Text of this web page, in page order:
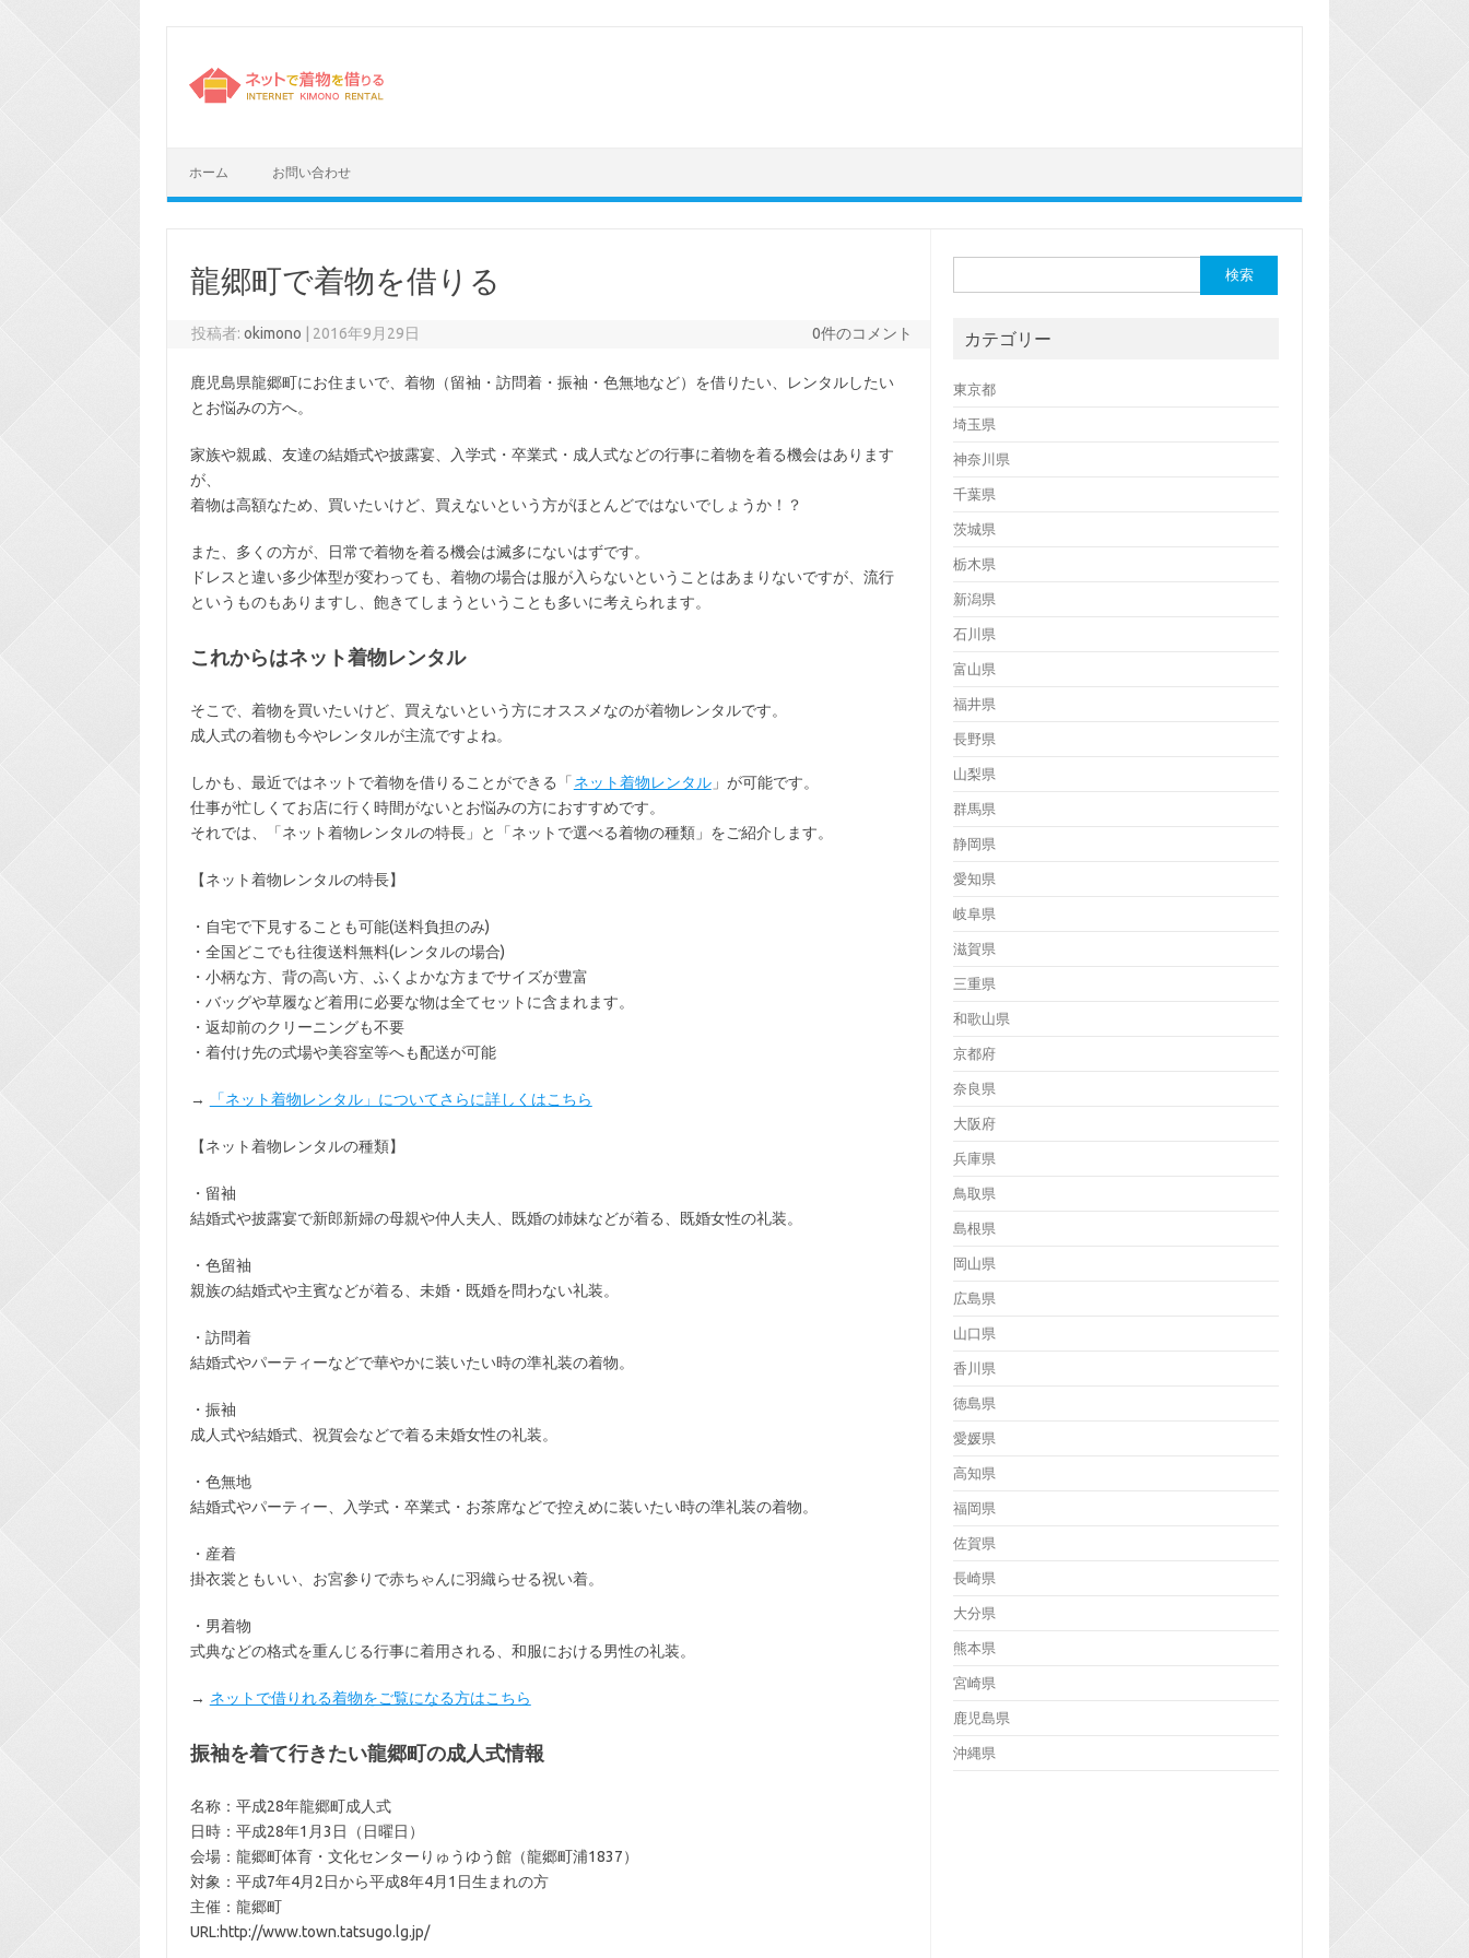
ホーム お問い合わせ
龍郷町で着物を借りる
投稿者:okimono 2016年9月29日 0件のコメント
鹿児島県龍郷町にお住まいで、着物（留袖・訪問着・振袖・色無地など）を借りたい、レンタルしたい
とお悩みの方へ。
家族や親戚、友達の結婚式や披露宴、入学式・卒業式・成人式などの行事に着物を着る機会はあります
が、
着物は高額なため、買いたいけど、買えないという方がほとんどではないでしょうか！？
また、多くの方が、日常で着物を着る機会は滅多にないはずです。
ドレスと違い多少体型が変わっても、着物の場合は服が入らないということはあまりないですが、流行
というものもありますし、飽きてしまうということも多いに考えられます。
これからはネット着物レンタル
そこで、着物を買いたいけど、買えないという方にオススメなのが着物レンタルです。
成人式の着物も今やレンタルが主流ですよね。
しかも、最近ではネットで着物を借りることができる「 ネット着物レンタル」が可能です。
仕事が忙しくてお店に行く時間がないとお悩みの方におすすめです。
それでは、「ネット着物レンタルの特長」と「ネットで選べる着物の種類」をご紹介します。
【ネット着物レンタルの特長】
・ 自宅で下見することも可能(送料負担のみ)
・全国どこでも往復送料無料(レンタルの場合)
・小柄な方、背の高い方、ふくよかな方までサイズが豊富
・バッグや草履など着用に必要な物は全てセット に含まれます。
・返却前のクリーニングも不要
・着付け先の式場や美容室等へも配送が可能
→ 「ネット着物レンタル」についてさらに詳しくはこちら
【ネット着物レンタルの種類】
・留袖
結婚式や披露宴で新郎新婦の母親や仲人夫人、既婚の姉妹などが着る、既婚女性の礼装。
・色留袖
親族の結婚式や主賓などが着る、未婚・既婚を問わない礼装。
・訪問着
結婚式やパーティーなどで華やかに装いたい時の準礼装の着物。
・振袖
成人式や結婚式、祝賀会などで着る未婚女性の礼装。
・色無地
結婚式やパーティー、入学式・卒業式・お茶席などで控えめに装いたい時の準礼装の着物。
・産着
掛衣裳ともいい、お宮参りで赤ちゃんに羽織らせる祝い着。
・男着物
式典などの格式を重んじる行事に着用される、和服における男性の礼装。
→ ネットで借りれる着物をご覧になる方はこちら
振袖を着て行きたい龍郷町の成人式情報
名称：平成28年龍郷町成人式
日時：平成28年1月3日（日曜日）
会場：龍郷町体育・文化センターりゅうゆう館（龍郷町浦1837）
対象：平成7年4月2日から平成8年4月1日生まれの方
主催：龍郷町
URL:http://www.town.tatsugo.lg.jp/
索:
カテゴリー
東京都
埼玉県
神奈川県
千葉県
茨城県
栃木県
新潟県
石川県
富山県
福井県
長野県
山梨県
群馬県
静岡県
愛知県
岐阜県
滋賀県
三重県
和歌山県
京都府
奈良県
大阪府
兵庫県
鳥取県
島根県
岡山県
広島県
山口県
香川県
徳島県
愛媛県
高知県
福岡県
佐賀県
長崎県
大分県
熊本県
宮崎県
鹿児島県
沖縄県